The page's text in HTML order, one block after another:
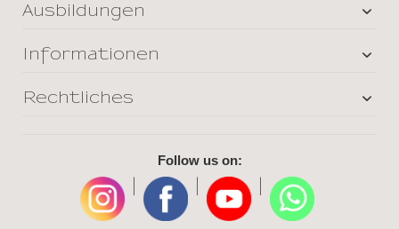
Ausbildungen
Informationen
Rechtliches
Follow us on: